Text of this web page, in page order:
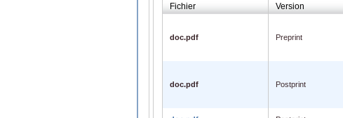
Fichier Version
doc.pdf
Preprint
doc.pdf
Postprint